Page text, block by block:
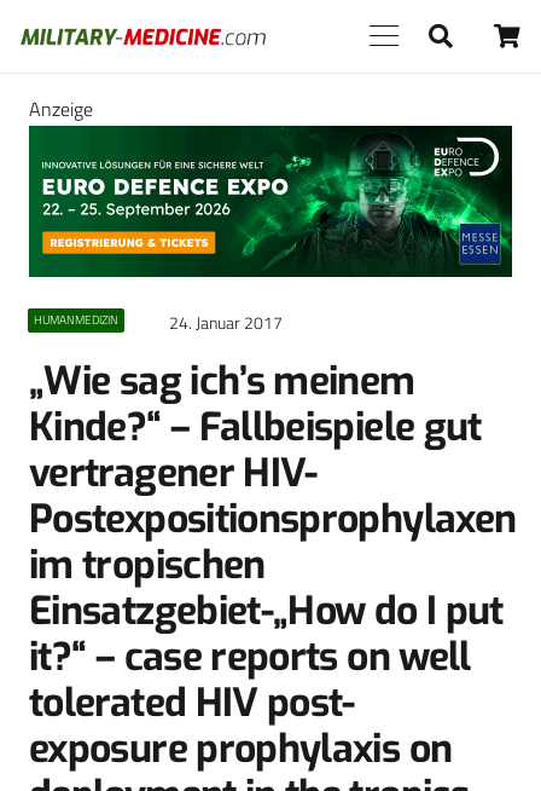
Anzeige
HUMANMEDIZIN 24. Januar 2017
„Wie sag ich’s meinem
Kinde?“ – Fallbeispiele gut
vertragener HIV-
Postexpositionsprophylaxen
im tropischen
Einsatzgebiet-„How do I put
it?“ – case reports on well
tolerated HIV post-
exposure prophylaxis on